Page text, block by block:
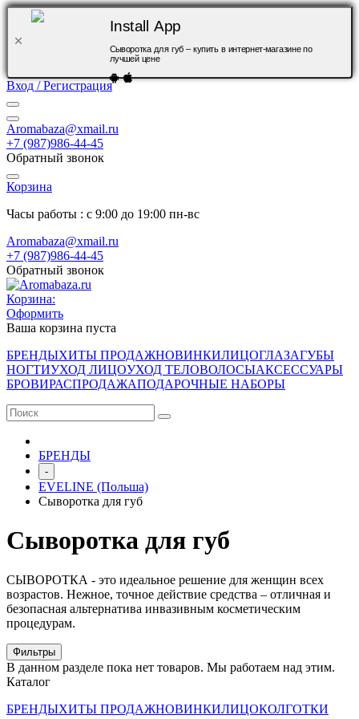
Install App
Сыворотка для губ – купить в интернет-магазине по
лучшей цене
Вход / Регистрация
Aromabaza@xmail.ru
+7 (987)986-44-45
Обратный звонок
Корзина
Часы работы : с 9:00 до 19:00 пн-вс
Aromabaza@xmail.ru
+7 (987)986-44-45
Обратный звонок
Корзина:
Оформить
Ваша корзина пуста
БРЕНДЫХИТЫ ПРОДАЖНОВИНКИЛИЦОГЛАЗАГУБЫ
НОГТИУХОД ЛИЦОУХОД ТЕЛОВОЛОСЫАКСЕССУАРЫ
БРОВИРАСПРОДАЖАПОДАРОЧНЫЕ НАБОРЫ
БРЕНДЫ
-
EVELINE (Польша)
Сыворотка для губ
Сыворотка для губ
СЫВОРОТКА - это идеальное решение для женщин всех
возрастов. Нежное, точное действие средства – отличная и
безопасная альтернатива инвазивным косметическим
процедурам.
Фильтры
В данном разделе пока нет товаров. Мы работаем над этим.
Каталог
БРЕНДЫХИТЫ ПРОДАЖНОВИНКИЛИЦОКОЛГОТКИ